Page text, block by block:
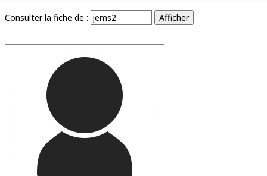
Consulter la fiche de :